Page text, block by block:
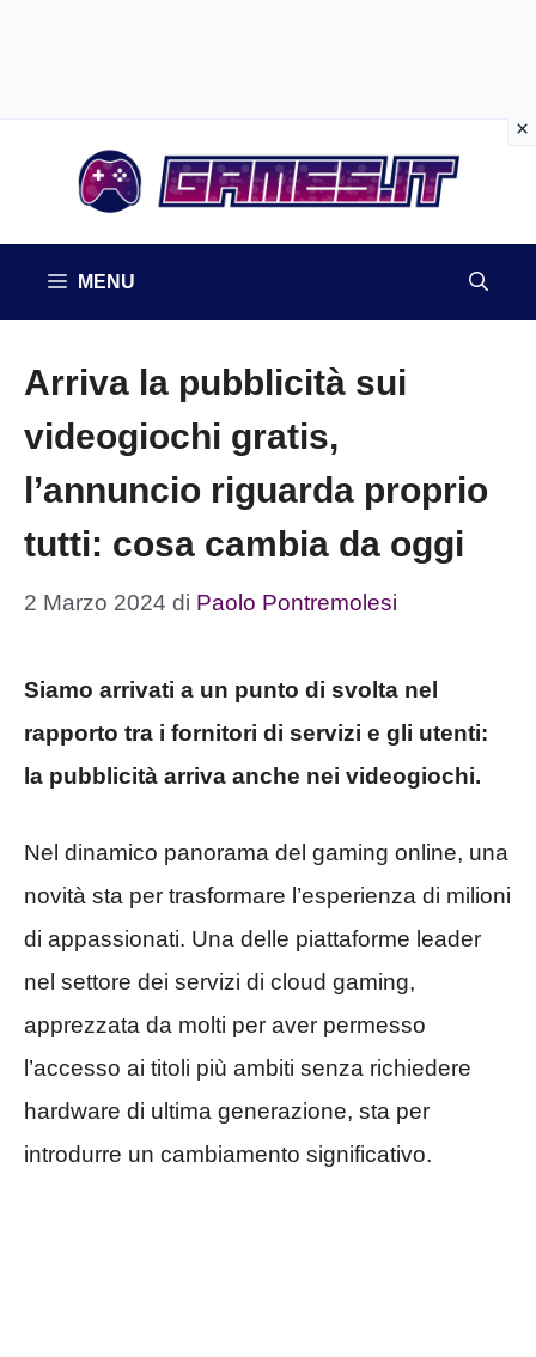
MENU
Arriva la pubblicità sui
videogiochi gratis,
l’annuncio riguarda proprio
tutti: cosa cambia da oggi
2 Marzo 2024 di Paolo Pontremolesi
Siamo arrivati a un punto di svolta nel
rapporto tra i fornitori di servizi e gli utenti:
la pubblicità arriva anche nei videogiochi.
Nel dinamico panorama del gaming online, una
novità sta per trasformare l’esperienza di milioni
di appassionati. Una delle piattaforme leader
nel settore dei servizi di cloud gaming,
apprezzata da molti per aver permesso
l’accesso ai titoli più ambiti senza richiedere
hardware di ultima generazione, sta per
introdurre un cambiamento significativo.